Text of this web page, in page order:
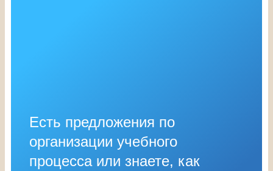
Есть предложения по
организации учебного
процесса или знаете, как